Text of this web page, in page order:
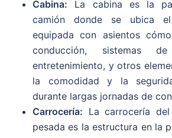
Cabina: La cabina es la
camión donde se ubica
equipada con asientos
conducción, sistemas
entretenimiento, y otros
la comodidad y la
durante largas jornadas de
Carrocería: La carrocería
pesada es la estructura en la